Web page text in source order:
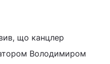
що канцлер
Володимиром